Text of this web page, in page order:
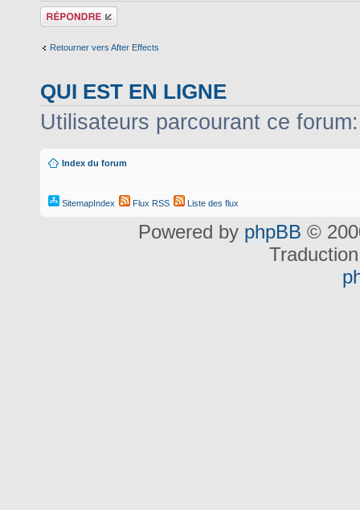
Répondre
Retourner vers After Effects
QUI EST EN LIGNE
Utilisateurs parcourant ce
Index du forum
SitemapIndex Flux RSS Liste des flux
Powered by phpBB ©